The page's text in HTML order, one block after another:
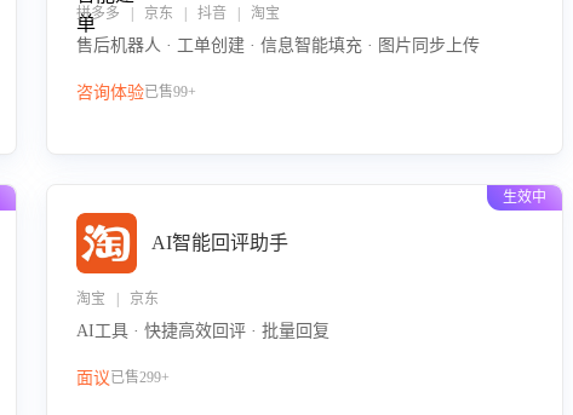
拼多多 | 京东 | 抖音 | 淘宝
售后机器人 · 工单创建 · 信息智能填充 · 图片同步上传
咨询体验已售99+
生效中
AI智能回评助手
淘宝 | 京东
AI工具 · 快捷高效回评 · 批量回复
面议已售299+